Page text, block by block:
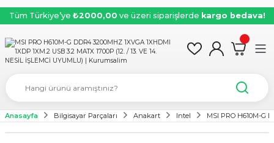
Tüm Türkiye’ye ₺2000,00 ve üzeri siparişlerde kargo bedava!
Anasayfa Bilgisayar Parçaları Anakart Intel MSI PRO H610M-G